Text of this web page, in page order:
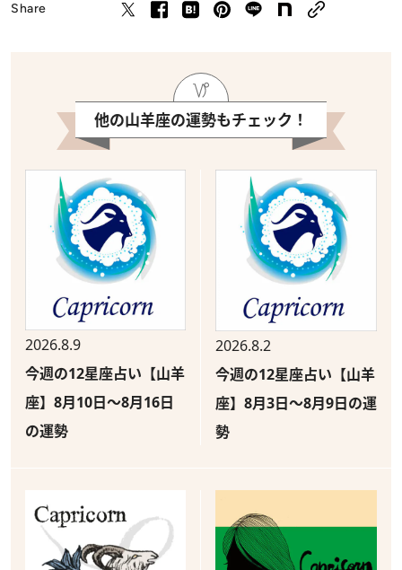
Share
他の山羊座の運勢もチェック！
2026.8.9
今週の12星座占い【山羊
座】8月10日～8月16日
の運勢
2026.8.2
今週の12星座占い【山羊
座】8月3日～8月9日の運
勢